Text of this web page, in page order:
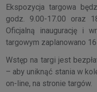
Ekspozycja targowa
godz. 9.00-17.00 oraz
Oficjalną inaugurację i
targowym zaplanowano
Wstęp na targi jest
– aby uniknąć stania w
on-line, na stronie targów.